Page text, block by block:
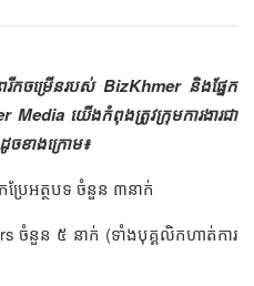
ចម្រើនរបស់​ BizKhmer និង​ផ្នែក
យើងកំពុងត្រូវក្រុមការងារជា
ចខាងក្រោម៖
ប្រែអត្ថបទ​ ចំនួន ៣នាក់
ចំនួន ៥ នាក់ (ទាំងបុគ្គលិកហាត់ការ